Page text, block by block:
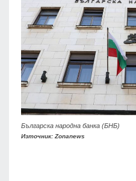
Българска народна банка (БНБ)
Източник: Zonanews